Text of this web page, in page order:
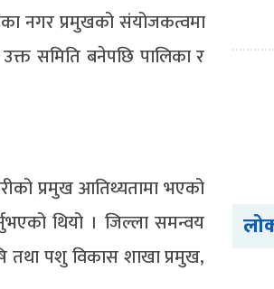
नगर प्रमुखको संयोजकत्वमा
समिति बनेपछि पालिका र
प्रमुख आतिथ्यतामा भएको
थियो । जिल्ला समन्वय
तथा पशु विकास शाखा प्रमुख,